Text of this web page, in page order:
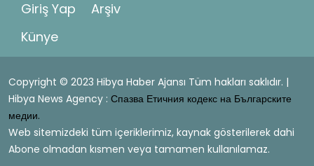
Giriş Yap
Arşiv
Künye
Copyright © 2023 Hibya Haber Ajansı Tüm hakları saklıdır. |
Hibya News Agency : Спазва Етичния кодекс на Българските
медии.
Web sitemizdeki tüm içeriklerimiz, kaynak gösterilerek dahi
Abone olmadan kısmen veya tamamen kullanılamaz.